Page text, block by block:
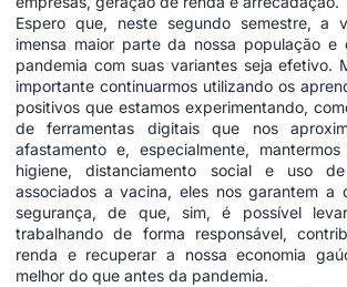
Espero que, neste segundo semestre, a
imensa maior parte da nossa população e
pandemia com suas variantes seja efetivo.
importante continuarmos utilizando os
positivos que estamos experimentando,
de ferramentas digitais que nos
afastamento e, especialmente,
higiene, distanciamento social e uso
associados a vacina, eles nos garantem a
segurança, de que, sim, é possível
trabalhando de forma responsável,
renda e recuperar a nossa economia
melhor do que antes da pandemia.